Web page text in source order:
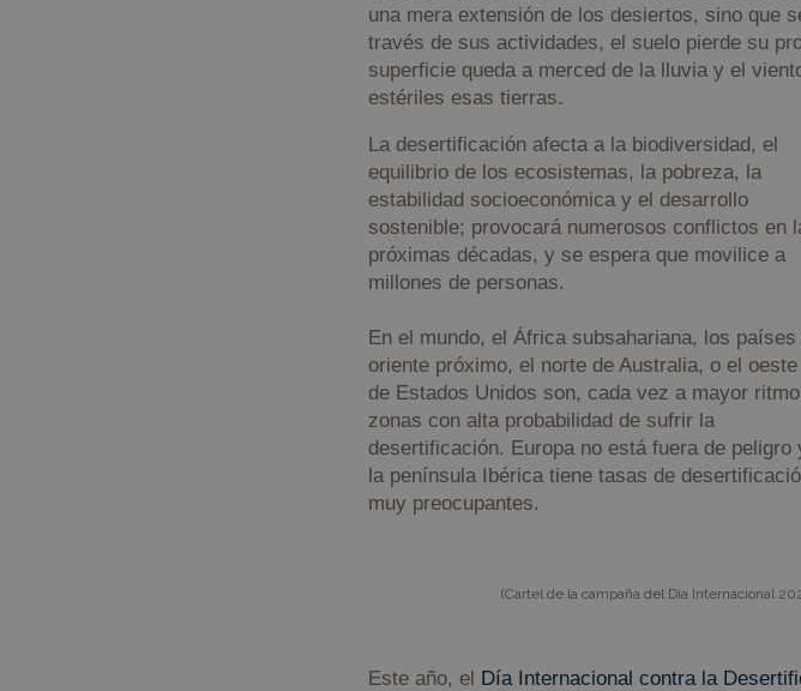
una mera extensión de los desiertos, sino que
través de sus actividades, el suelo pierde su
superficie queda a merced de la lluvia y el
estériles esas tierras.
La desertificación afecta a la biodiversidad, el
equilibrio de los ecosistemas, la pobreza, la
estabilidad socioeconómica y el desarrollo
sostenible; provocará numerosos conflictos en
próximas décadas, y se espera que movilice a
millones de personas.
En el mundo, el África subsahariana, los países
oriente próximo, el norte de Australia, o el oeste
de Estados Unidos son, cada vez a mayor
zonas con alta probabilidad de sufrir la
desertificación. Europa no está fuera de peligro
la península Ibérica tiene tasas de
muy preocupantes.
(Cartel de la campaña del Día Internacional
Este año, el Día Internacional contra la